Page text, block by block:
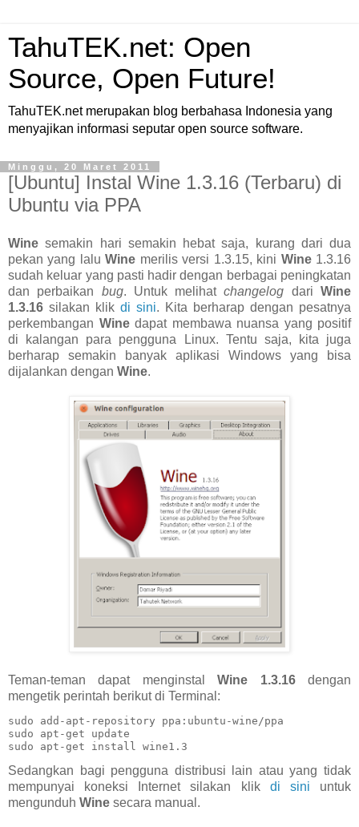
TahuTEK.net: Open
Source, Open Future!
TahuTEK.net merupakan blog berbahasa Indonesia yang
menyajikan informasi seputar open source software.
Minggu, 20 Maret 2011
[Ubuntu] Instal Wine 1.3.16 (Terbaru) di
Ubuntu via PPA
Wine semakin hari semakin hebat saja, kurang dari dua
pekan yang laluWine merilis versi 1.3.15, kini Wine1.3.16
sudah keluar yang pasti hadir dengan berbagai peningkatan
dan perbaikan bug. Untuk melihatchangelog dariWine
1.3.16 silakan klik di sini. Kita berharap dengan pesatnya
perkembangan Winedapat membawa nuansa yang positif
di kalangan para pengguna Linux. Tentu saja, kita juga
berharap semakin banyak aplikasi Windows yang bisa
dijalankan dengan Wine.
Teman-teman dapat menginstalWine 1.3.16dengan
mengetik perintah berikut di Terminal:
sudo add-apt-repository ppa:ubuntu-wine/ppa
sudo apt-get update
sudo apt-get install wine1.3
Sedangkan bagi pengguna distribusi lain atau yang tidak
mempunyai koneksi Internet silakan klik di sini untuk
mengunduh Wine secara manual.